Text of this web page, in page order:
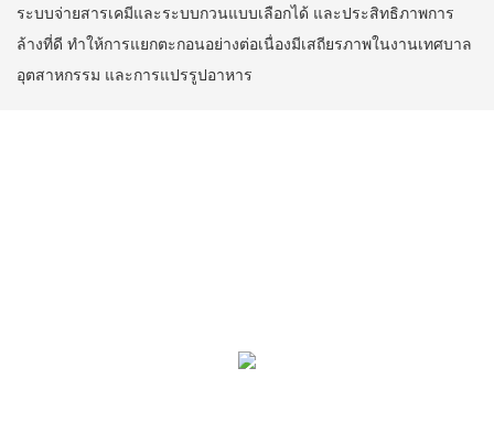
ระบบจ่ายสารเคมีและระบบกวนแบบเลือกได้ และประสิทธิภาพการ
ล้างที่ดี ทำให้การแยกตะกอนอย่างต่อเนื่องมีเสถียรภาพในงานเทศบาล
อุตสาหกรรม และการแปรรูปอาหาร